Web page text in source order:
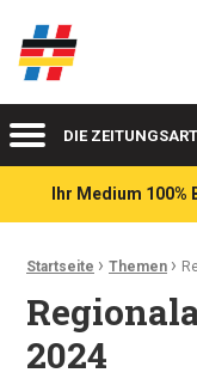
Deutsch-französische
MenüDIE
Ihr Medium
Ariadnefaden:
Startseite › Themen ›
2024